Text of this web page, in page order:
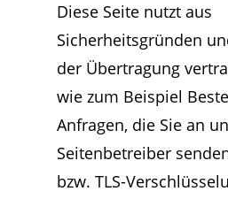
Diese Seite nutzt aus
Sicherheitsgründen
der Übertragung
wie zum Beispiel
Anfragen, die Sie an
Seitenbetreiber
bzw. TLS-